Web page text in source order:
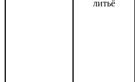
литьё